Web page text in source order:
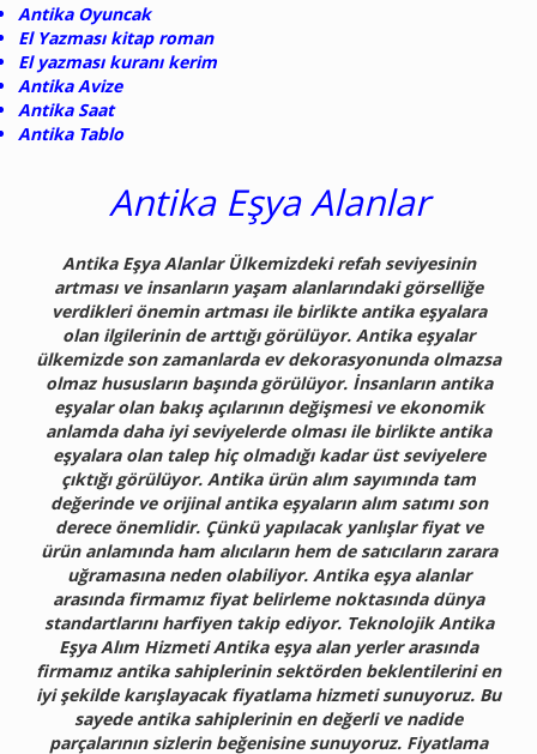
Antika Oyuncak
El Yazması kitap roman
El yazması kuranı kerim
Antika Avize
Antika Saat
Antika Tablo
Antika Eşya Alanlar
Antika Eşya Alanlar Ülkemizdeki refah seviyesinin
artması ve insanların yaşam alanlarındaki görselliğe
verdikleri önemin artması ile birlikte antika eşyalara
olan ilgilerinin de arttığı görülüyor. Antika eşyalar
ülkemizde son zamanlarda ev dekorasyonunda olmazsa
olmaz hususların başında görülüyor. İnsanların antika
eşyalar olan bakış açılarının değişmesi ve ekonomik
anlamda daha iyi seviyelerde olması ile birlikte antika
eşyalara olan talep hiç olmadığı kadar üst seviyelere
çıktığı görülüyor. Antika ürün alım sayımında tam
değerinde ve orijinal antika eşyaların alım satımı son
derece önemlidir. Çünkü yapılacak yanlışlar fiyat ve
ürün anlamında ham alıcıların hem de satıcıların zarara
uğramasına neden olabiliyor. Antika eşya alanlar
arasında firmamız fiyat belirleme noktasında dünya
standartlarını harfiyen takip ediyor. Teknolojik Antika
Eşya Alım Hizmeti Antika eşya alan yerler arasında
firmamız antika sahiplerinin sektörden beklentilerini en
iyi şekilde karışlayacak fiyatlama hizmeti sunuyoruz. Bu
sayede antika sahiplerinin en değerli ve nadide
parçalarının sizlerin beğenisine sunuyoruz. Fiyatlama